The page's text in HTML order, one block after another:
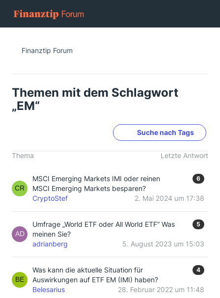
Finanztip Forum
Themen mit dem Schlagwort
„EM“
Suche nach Tags
Thema Letzte Antwort
MSCI Emerging Markets IMI oder reinen
MSCI Emerging Markets besparen?
6
CryptoStef 2. Mai 2024 um 17:38
Umfrage „World ETF oder All World ETF“ Was
meinen Sie?
5
adrianberg 5. August 2023 um 15:03
Was kann die aktuelle Situation für
Auswirkungen auf ETF EM (IMI) haben?
4
Belesarius 28. Februar 2022 um 11:48